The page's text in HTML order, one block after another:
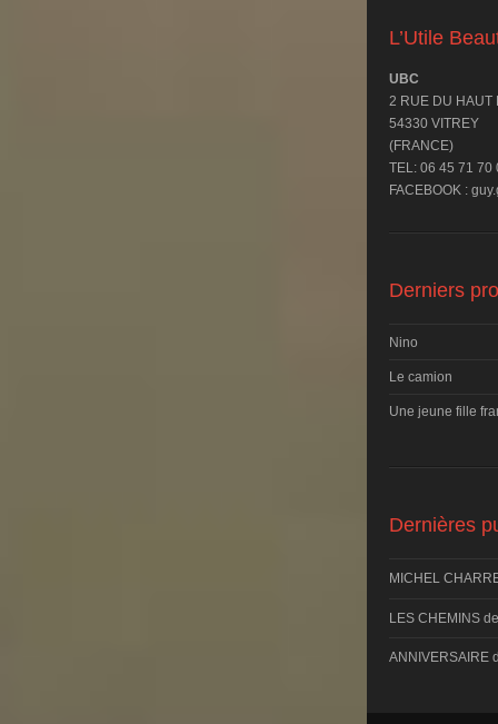
L’Utile
UBC
2 RUE DU HAUT
54330 VITREY
(FRANCE)
TEL: 06 45 71 70
FACEBOOK :
Derniers
Nino
Le camion
Une jeune fille
Dernières
MICHEL
LES CHEMINS
ANNIVERSAIRE